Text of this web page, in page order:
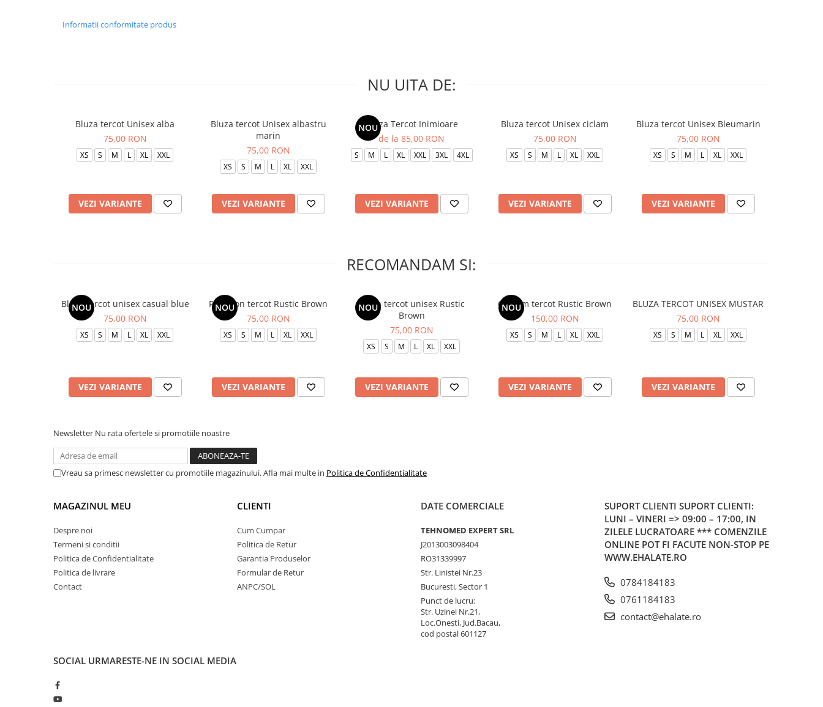
Informatii conformitate produs
NU UITA DE:
Bluza tercot Unisex alba
75,00 RON
XS S M L XL XXL
VEZI VARIANTE
Bluza tercot Unisex albastru
marin
75,00 RON
XS S M L XL XXL
VEZI VARIANTE
NOU
Bluza Tercot Inimioare
de la 85,00 RON
S M L XL XXL 3XL 4XL
VEZI VARIANTE
Bluza tercot Unisex ciclam
75,00 RON
XS S M L XL XXL
VEZI VARIANTE
Bluza tercot Unisex Bleumarin
75,00 RON
XS S M L XL XXL
VEZI VARIANTE
RECOMANDAM SI:
NOU
Bluza tercot unisex casual blue
75,00 RON
XS S M L XL XXL
VEZI VARIANTE
NOU
Pantalon tercot Rustic Brown
75,00 RON
XS S M L XL XXL
VEZI VARIANTE
NOU
Bluza tercot unisex Rustic
Brown
75,00 RON
XS S M L XL XXL
VEZI VARIANTE
NOU
Costum tercot Rustic Brown
150,00 RON
XS S M L XL XXL
VEZI VARIANTE
BLUZA TERCOT UNISEX MUSTAR
75,00 RON
XS S M L XL XXL
VEZI VARIANTE
Newsletter Nu rata ofertele si promotiile noastre
Vreau sa primesc newsletter cu promotiile magazinului. Afla mai multe in Politica de Confidentialitate
MAGAZINUL MEU
Despre noi
Termeni si conditii
Politica de Confidentialitate
Politica de livrare
Contact
CLIENTI
Cum Cumpar
Politica de Retur
Garantia Produselor
Formular de Retur
ANPC/SOL
DATE COMERCIALE
TEHNOMED EXPERT SRL
J2013003098404
RO31339997
Str. Linistei Nr.23
Bucuresti, Sector 1
Punct de lucru:
Str. Uzinei Nr.21,
Loc.Onesti, Jud.Bacau,
cod postal 601127
SUPORT CLIENTI SUPORT CLIENTI:
LUNI – VINERI => 09:00 – 17:00, IN
ZILELE LUCRATOARE *** COMENZILE
ONLINE POT FI FACUTE NON-STOP PE
WWW.EHALATE.RO
0784184183
0761184183
contact@ehalate.ro
SOCIAL URMARESTE-NE IN SOCIAL MEDIA